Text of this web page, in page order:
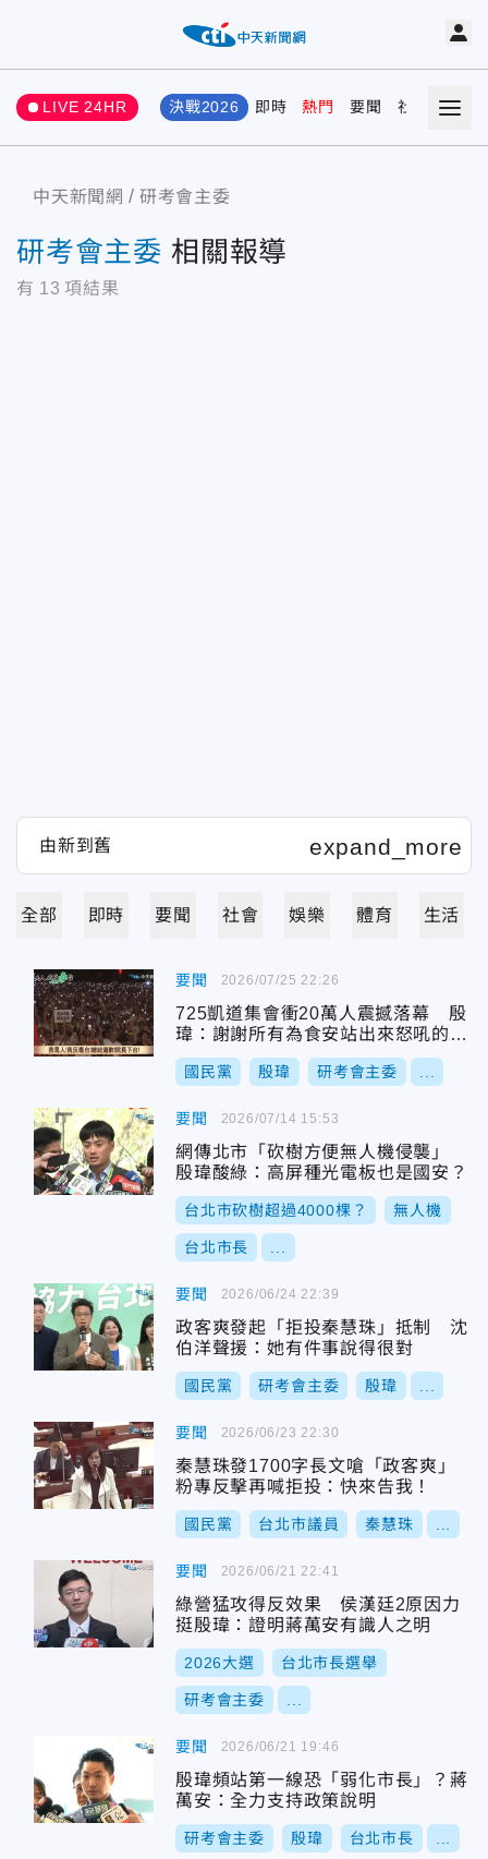
LIVE 24HR 決戰2026 即時 熱門 要聞 社會 娛樂
中天新聞網 研考會主委
研考會主委 相關報導
有 13 項結果
全部 即時 要聞 社會 娛樂 體育 生活
要聞
725凱道集會衝20萬人震撼落幕 殷
瑋：謝謝所有為食安站出來怒吼的台
灣人！
國民黨 殷瑋 研考會主委
2026/07/25 22:26
要聞
網傳北市「砍樹方便無人機侵襲」
殷瑋酸綠：高屏種光電板也是國安？
台北市砍樹超過4000棵？ 無人機
台北市長
2026/07/14 15:53
要聞
政客爽發起「拒投秦慧珠」抵制 沈
伯洋聲援：她有件事說得很對
國民黨 研考會主委 殷瑋
2026/06/24 22:39
要聞
秦慧珠發1700字長文嗆「政客爽」
粉專反擊再喊拒投：快來告我！
國民黨 台北市議員 秦慧珠
2026/06/23 22:30
要聞
綠營猛攻得反效果 侯漢廷2原因力
挺殷瑋：證明蔣萬安有識人之明
2026大選 台北市長選舉
研考會主委
2026/06/21 22:41
要聞
殷瑋頻站第一線恐「弱化市長」？蔣
萬安：全力支持政策說明
研考會主委 殷瑋 台北市長
2026/06/21 19:46